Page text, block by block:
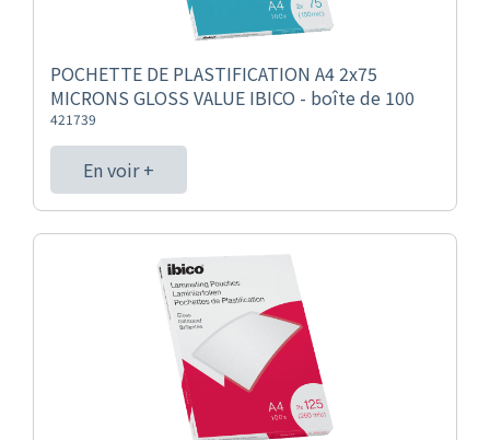
POCHETTE DE PLASTIFICATION A4 2x75
MICRONS GLOSS VALUE IBICO - boîte de 100
421739
En voir +